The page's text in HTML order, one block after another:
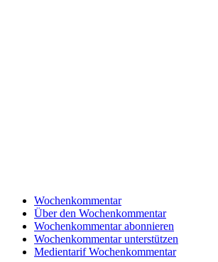
Wochenkommentar
Über den Wochenkommentar
Wochenkommentar abonnieren
Wochenkommentar unterstützen
Medientarif Wochenkommentar